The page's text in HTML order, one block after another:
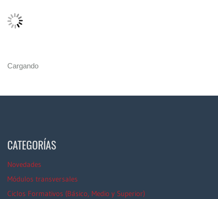
Cargando
CATEGORÍAS
Novedades
Módulos transversales
Ciclos Formativos (Básico, Medio y Superior)